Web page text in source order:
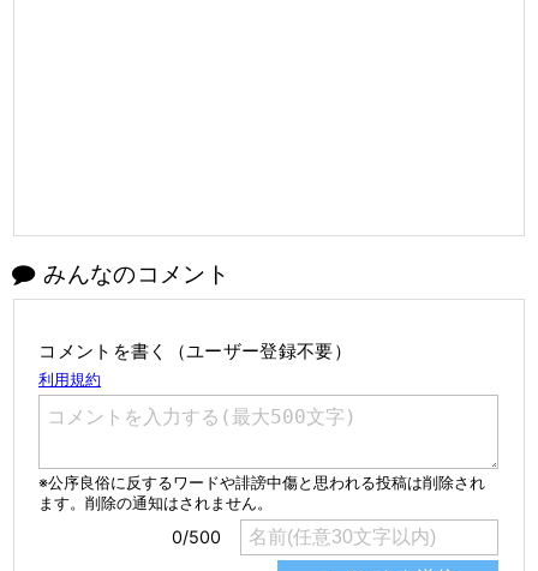
みんなのコメント
コメントを書く（ユーザー登録不要）